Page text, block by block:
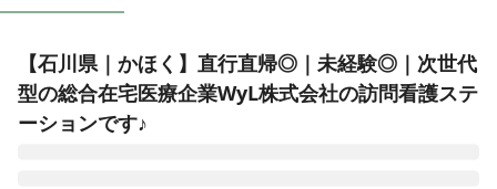
【石川県｜かほく】直行直帰◎｜未経験◎｜次世代
型の総合在宅医療企業WyL株式会社の訪問看護ステ
ーションです♪